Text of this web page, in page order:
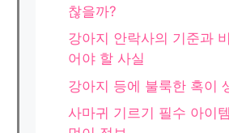
찮을까?
강아지 안락사의 기준과
어야 할 사실
강아지 등에 불룩한 혹이
사마귀 기르기 필수 아이